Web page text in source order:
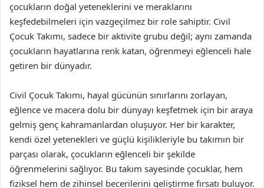
çocukların doğal yeteneklerini ve meraklarını
keşfedebilmeleri için vazgeçilmez bir role sahiptir. Civil
Çocuk Takımı, sadece bir aktivite grubu değil; aynı zamanda
çocukların hayatlarına renk katan, öğrenmeyi eğlenceli hale
getiren bir dünyadır.
Civil Çocuk Takımı, hayal gücünün sınırlarını zorlayan,
eğlence ve macera dolu bir dünyayı keşfetmek için bir araya
gelmiş genç kahramanlardan oluşuyor. Her bir karakter,
kendi özel yetenekleri ve güçlü kişilikleriyle bu takımın bir
parçası olarak, çocukların eğlenceli bir şekilde
öğrenmelerini sağlıyor. Bu takım sayesinde çocuklar, hem
fiziksel hem de zihinsel becerilerini geliştirme fırsatı buluyor.